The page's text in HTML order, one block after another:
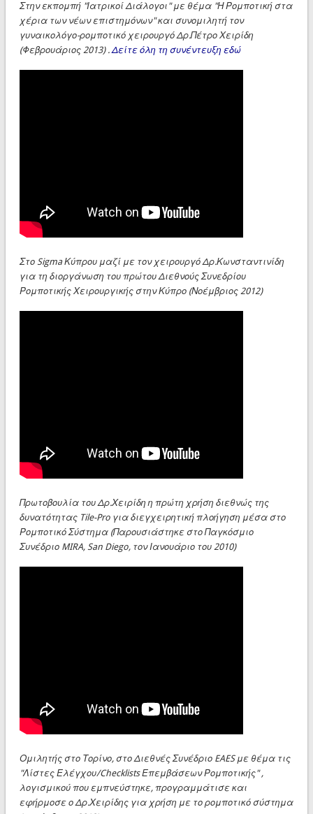
Στην εκπομπή "Ιατρικοί Διάλογοι" με θέμα "Η Ρομποτική στα
χέρια των νέων επιστημόνων" και συνομιλητή τον
γυναικολόγο-ρομποτικό χειρουργό Δρ.Πέτρο Χειρίδη
(Φεβρουάριος 2013) .Δείτε όλη τη συνέντευξη εδώ
Στο Sigma Κύπρου μαζί με τον χειρουργό Δρ.Κωνσταντινίδη
για τη διοργάνωση του πρώτου Διεθνούς Συνεδρίου
Ρομποτικής Χειρουργικής στην Κύπρο (Νοέμβριος 2012)
Πρωτοβουλία του Δρ.Χειρίδη η πρώτη χρήση διεθνώς της
δυνατότητας Tile-Pro για διεγχειρητική πλοήγηση μέσα στο
Ρομποτικό Σύστημα (Παρουσιάστηκε στο Παγκόσμιο
Συνέδριο MIRA, San Diego, τον Ιανουάριο του 2010)
Ομιλητής στο Τορίνο, στο Διεθνές Συνέδριο EAES με θέμα τις
"Λίστες Ελέγχου/Checklists Επεμβάσεων Ρομποτικής" ,
λογισμικού που εμπνεύστηκε, προγραμμάτισε και
εφήρμοσε ο Δρ.Χειρίδης για χρήση με το ρομποτικό σύστημα